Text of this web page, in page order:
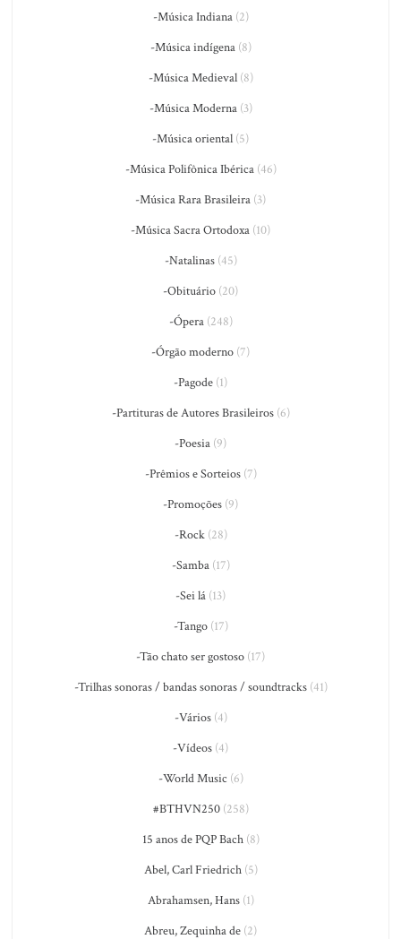
-Música Indiana(2)
-Música indígena(8)
-Música Medieval(8)
-Música Moderna(3)
-Música oriental (5)
-Música Polifônica Ibérica(46)
-Música Rara Brasileira (3)
-Música Sacra Ortodoxa (10)
-Natalinas(45)
-Obituário (20)
-Ópera(248)
-Órgão moderno (7)
-Pagode (1)
-Partituras de Autores Brasileiros(6)
-Poesia (9)
-Prêmios e Sorteios(7)
-Promoções (9)
-Rock(28)
-Samba(17)
-Sei lá (13)
-Tango(17)
-Tão chato ser gostoso (17)
-Trilhas sonoras / bandas sonoras / soundtracks(41)
-Vários(4)
-Vídeos (4)
-World Music (6)
#BTHVN250(258)
15 anos de PQP Bach(8)
Abel, Carl Friedrich(5)
Abrahamsen, Hans(1)
Abreu, Zequinha de (2)